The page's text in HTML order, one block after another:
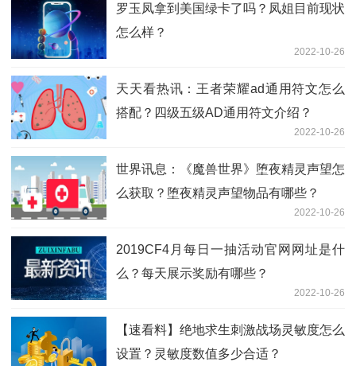
罗玉凤拿到美国绿卡了吗？凤姐目前现状
怎么样？
2022-10-26
天天看热讯：王者荣耀ad通用符文怎么
搭配？四级五级AD通用符文介绍？
2022-10-26
世界讯息：《魔兽世界》堕夜精灵声望怎
么获取？堕夜精灵声望物品有哪些？
2022-10-26
2019CF4月每日一抽活动官网网址是什
么？每天展示奖励有哪些？
2022-10-26
【速看料】绝地求生刺激战场灵敏度怎么
设置？灵敏度数值多少合适？